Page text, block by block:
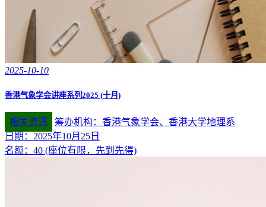
2025-10-10
香港气象学会讲座系列2025 (十月)
相关资讯
筹办机构：香港气象学会、香港大学地理系
日期：2025年10月25日
名额：40 (座位有限，先到先得)